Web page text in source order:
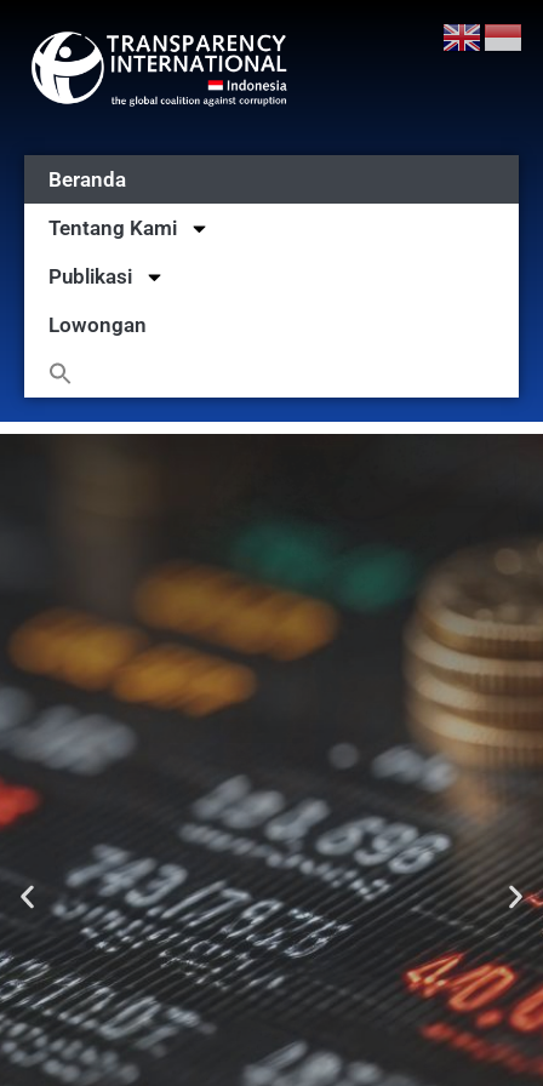
Beranda
Tentang Kami
Publikasi
Lowongan